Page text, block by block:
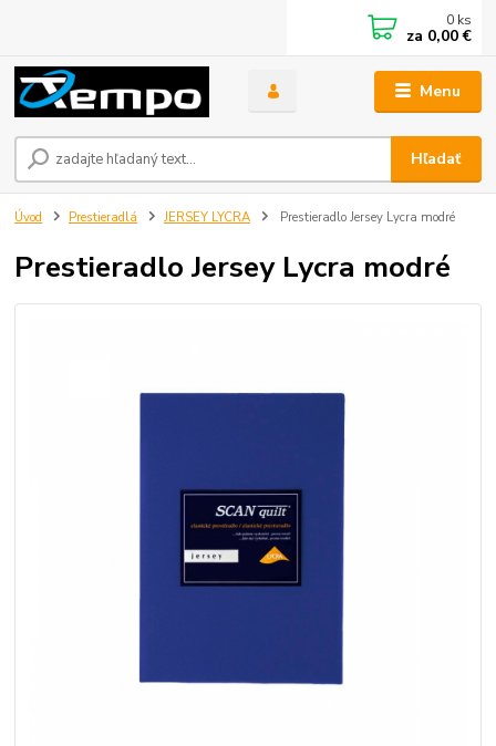
Menu
Hľadať
0 ks
za 0,00 €
Úvod Prestieradlá JERSEY LYCRA Prestieradlo Jersey Lycra modré
Prestieradlo Jersey Lycra modré